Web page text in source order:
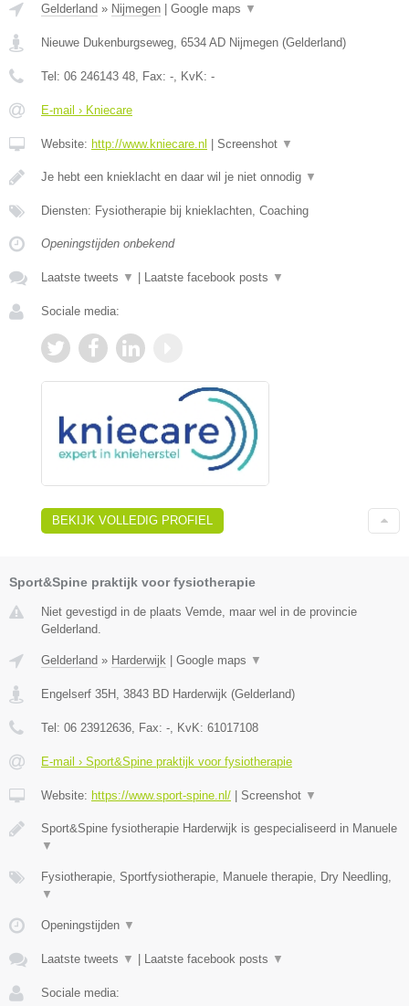
Gelderland » Nijmegen | Google maps ▼
Nieuwe Dukenburgseweg 6534 AD Nijmegen (Gelderland)
Tel: 06 246143 48 , Fax: - , KvK: -
E-mail › Kniecare
Website: http://www.kniecare.nl | Screenshot ▼
Je hebt een knieklacht en daar wil je niet onnodig ▼
Diensten: Fysiotherapie bij knieklachten, Coaching
Openingstijden onbekend
Laatste tweets ▼ | Laatste facebook posts ▼
Sociale media:
BEKIJK VOLLEDIG PROFIEL
Sport&Spine praktijk voor fysiotherapie
Niet gevestigd in de plaats Vemde, maar wel in de provincie
Gelderland.
Gelderland » Harderwijk | Google maps ▼
Engelserf 35H 3843 BD Harderwijk (Gelderland)
Tel: 06 23912636 , Fax: - , KvK: 61017108
E-mail › Sport&Spine praktijk voor fysiotherapie
Website: https://www.sport-spine.nl/ | Screenshot ▼
Sport&Spine fysiotherapie Harderwijk is gespecialiseerd in Manuele
▼
Fysiotherapie, Sportfysiotherapie, Manuele therapie, Dry Needling,
▼
Openingstijden ▼
Laatste tweets ▼ | Laatste facebook posts ▼
Sociale media: